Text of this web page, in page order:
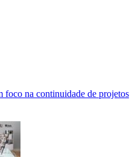
foco na continuidade de projetos